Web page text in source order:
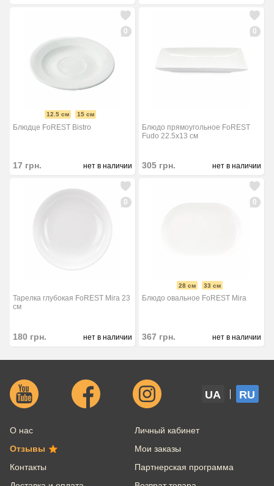
0
12.5 см 15 см
Блюдце FoREST Bistro
17 грн. нет в наличии
0
Блюдо прямоугольное FoREST
Fudo 22.5х13 см
305 грн. нет в наличии
0
Тарелка глубокая FoREST Mira 23
см
180 грн. нет в наличии
0
28 см 33 см
Блюдо овальное FoREST Mira
367 грн. нет в наличии
UA RU
О нас
Отзывы
Контакты
Личный кабинет
Мои заказы
Партнерская программа